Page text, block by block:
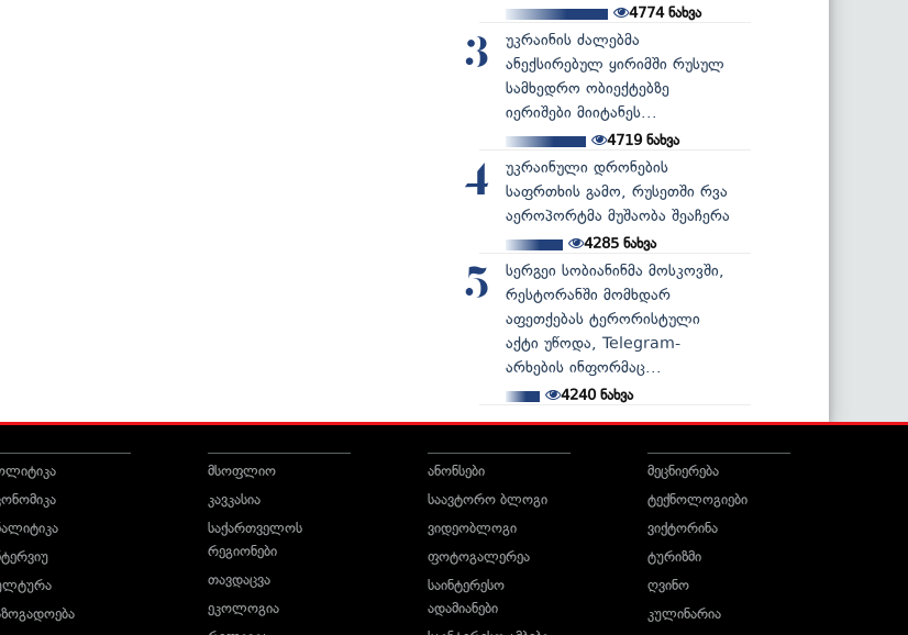
4774ნახვა
3
უკრაინის ძალებმა
ანექსირებულ ყირიმში რუსულ
სამხედრო ობიექტებზე
იერიშები მიიტანეს...
4719ნახვა
4
უკრაინული დრონების
საფრთხის გამო, რუსეთში რვა
აეროპორტმა მუშაობა შეაჩერა
4285ნახვა
5
სერგეი სობიანინმა მოსკოვში,
რესტორანში მომხდარ
აფეთქებას ტერორისტული
აქტი უწოდა, Telegram-
არხების ინფორმაც...
4240ნახვა
მსოფლიო
კავკასია
საქართველოს
რეგიონები
თავდაცვა
ეკოლოგია
ანონსები
საავტორო ბლოგი
ვიდეობლოგი
ფოტოგალერეა
საინტერესო
ადამიანები
მეცნიერება
ტექნოლოგიები
ვიქტორინა
ტურიზმი
ღვინო
კულინარია